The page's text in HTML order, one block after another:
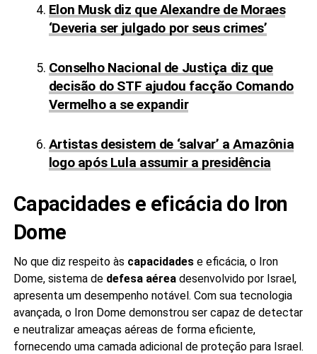
Elon Musk diz que Alexandre de Moraes
‘Deveria ser julgado por seus crimes’
Conselho Nacional de Justiça diz que
decisão do STF ajudou facção Comando
Vermelho a se expandir
Artistas desistem de ‘salvar’ a Amazônia
logo após Lula assumir a presidência
Capacidades e eficácia do Iron
Dome
No que diz respeito às capacidadese eficácia, o Iron
Dome, sistema de defesa aéreadesenvolvido por Israel,
apresenta um desempenho notável. Com sua tecnologia
avançada, o Iron Dome demonstrou ser capaz de detectar
e neutralizar ameaças aéreas de forma eficiente,
fornecendo uma camada adicional de proteção para Israel.